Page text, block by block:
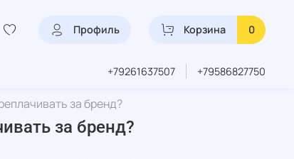
Профиль Корзина 0
+79261637507 +79586827750
за бренд?
за бренд?